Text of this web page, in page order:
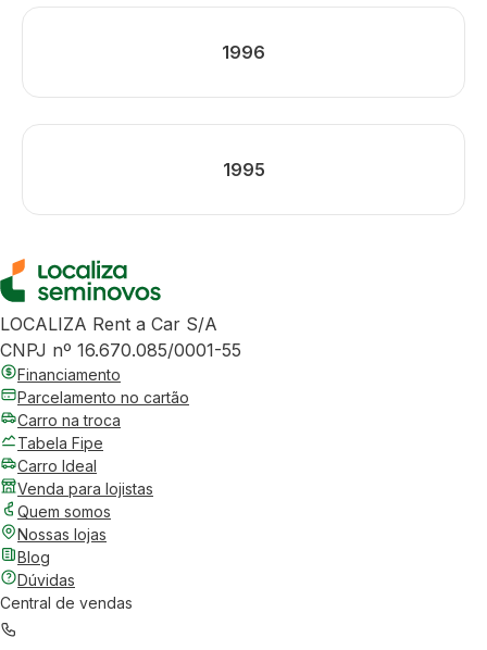
1996
1995
LOCALIZA Rent a Car S/A
CNPJ nº 16.670.085/0001-55
Financiamento
Parcelamento no cartão
Carro na troca
Tabela Fipe
Carro Ideal
Venda para lojistas
Quem somos
Nossas lojas
Blog
Dúvidas
Central de vendas